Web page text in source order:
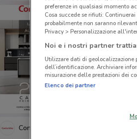
Conforama
preferenze in qualsiasi momento
Cosa succede se rifiuti:
probabilmente non saranno
Privacy > Personalizzazione
Noi e i nostri partner
Utilizzare dati di
dell’identificazione. Archiviare
misurazione delle prestazioni dei
Elenco dei partner